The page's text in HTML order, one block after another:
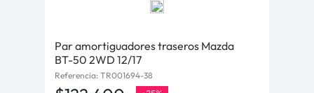
Par amortiguadores traseros Mazda
BT-50 2WD 12/17
Referencia: TR001694-38